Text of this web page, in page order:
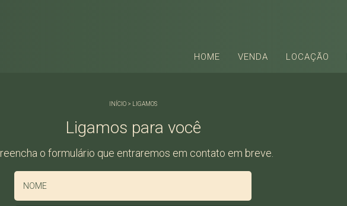
HOME VENDA LOCAÇÃO
INÍCIO> LIGAMOS
Ligamos para você
o formulário que entraremos em contato em breve.